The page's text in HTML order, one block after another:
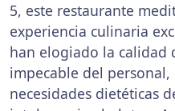
5, este restaurante
experiencia culinaria
han elogiado la calidad
impecable del
necesidades dietéticas